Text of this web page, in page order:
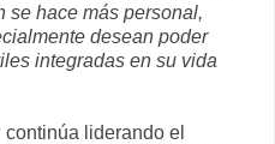
se hace más personal,
desean poder
integradas en su vida
liderando el